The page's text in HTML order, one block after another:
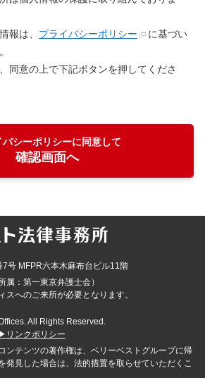
報は、 プライバシーポリシー
に基づい
同意の上で下記ボタンを押してくださ
バシーポリシーに同意して
確認画面へ
号 MFPR六本木麻布台ビル11階
属：第一東京弁護士会）
スへのご来所が必要となります。
All Rights Reserved.
▶リンクポリシー
ンテンツの著作権は、ベリーベストグループに帰
発見した場合は、法的措置を取らせていただくこ